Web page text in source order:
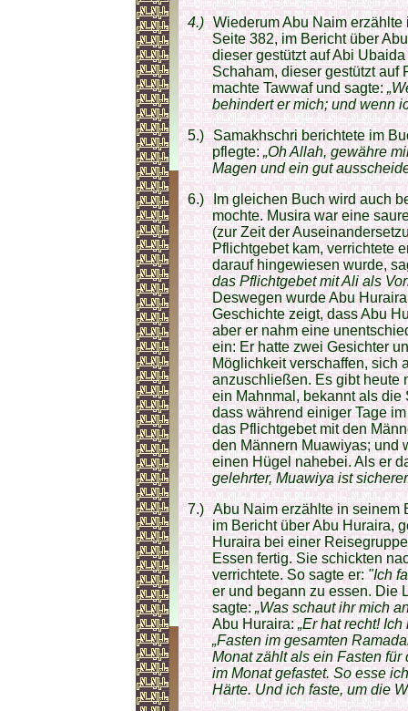
4.) Wiederum Abu Naim
Seite 382, im Bericht über
dieser gestützt auf Abi
Schaham, dieser gestützt auf
machte Tawwaf und sagte:
behindert er mich; und wenn
5.) Samakhschri berichtete im
pflegte:„Oh Allah, gewähre
Magen und ein gut
6.) Im gleichen Buch wird auch
mochte. Musira war eine
(zur Zeit der
Pflichtgebet kam, verrichtete
darauf hingewiesen wurde,
das Pflichtgebet mit Ali als
Deswegen wurde Abu
Geschichte zeigt, dass Abu
aber er nahm eine
ein: Er hatte zwei Gesichter
Möglichkeit verschaffen, sich
anzuschließen. Es gibt heute
ein Mahnmal, bekannt als
dass während einiger Tage
das Pflichtgebet mit den
den Männern Muawiyas; und
einen Hügel nahebei. Als er
gelehrter, Muawiya ist
7.) Abu Naim erzählte in seinem
im Bericht über Abu Huraira,
Huraira bei einer
Essen fertig. Sie schickten
verrichtete. So sagte er:"Ich
er und begann zu essen. Die
sagte:„Was schaut ihr mich
Abu Huraira:„Er hat recht!
„Fasten im gesamten
Monat zählt als ein Fasten für
im Monat gefastet. So esse
Härte. Und ich faste, um die